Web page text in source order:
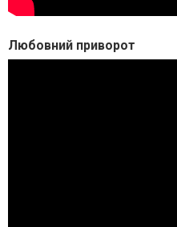
Любовний приворот